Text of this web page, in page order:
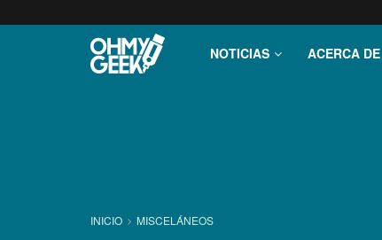
NOTICIAS ACERCA DE
INICIO MISCELÁNEOS